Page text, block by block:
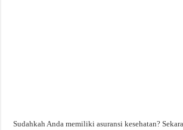
Sudahkah Anda memiliki asuransi kesehatan?